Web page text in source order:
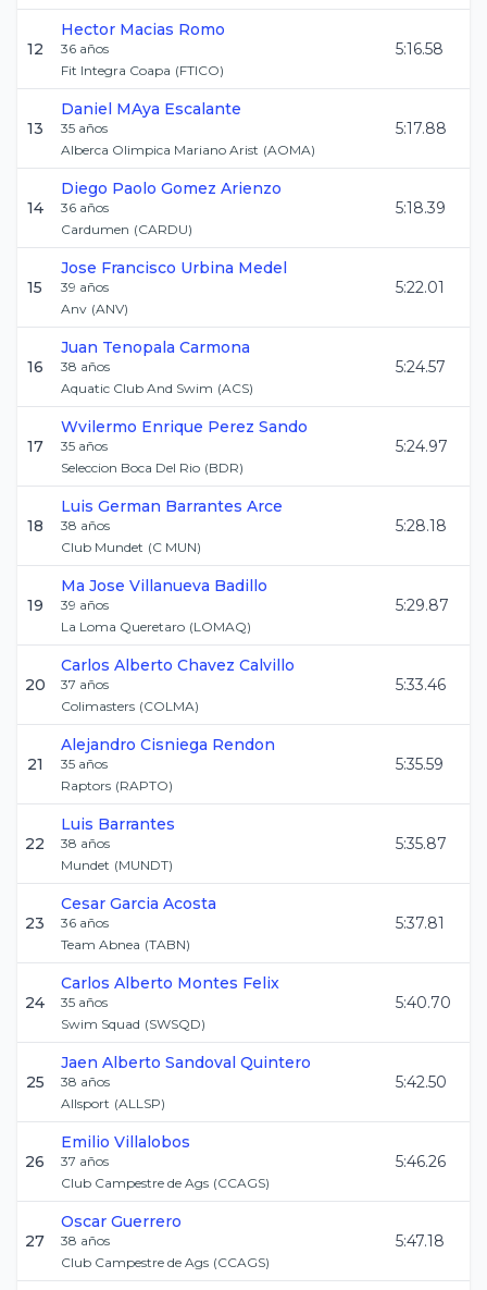
12
Hector Macias Romo
36 años
Fit Integra Coapa (FTICO)
5:16.58
13
Daniel MAya Escalante
35 años
Alberca Olimpica Mariano Arist (AOMA)
5:17.88
14
Diego Paolo Gomez Arienzo
36 años
Cardumen (CARDU)
5:18.39
15
Jose Francisco Urbina Medel
39 años
Anv (ANV)
5:22.01
16
Juan Tenopala Carmona
38 años
Aquatic Club And Swim (ACS)
5:24.57
17
Wvilermo Enrique Perez Sando
35 años
Seleccion Boca Del Rio (BDR)
5:24.97
18
Luis German Barrantes Arce
38 años
Club Mundet (C MUN)
5:28.18
19
Ma Jose Villanueva Badillo
39 años
La Loma Queretaro (LOMAQ)
5:29.87
20
Carlos Alberto Chavez Calvillo
37 años
Colimasters (COLMA)
5:33.46
21
Alejandro Cisniega Rendon
35 años
Raptors (RAPTO)
5:35.59
22
Luis Barrantes
38 años
Mundet (MUNDT)
5:35.87
23
Cesar Garcia Acosta
36 años
Team Abnea (TABN)
5:37.81
24
Carlos Alberto Montes Felix
35 años
Swim Squad (SWSQD)
5:40.70
25
Jaen Alberto Sandoval Quintero
38 años
Allsport (ALLSP)
5:42.50
26
Emilio Villalobos
37 años
Club Campestre de Ags (CCAGS)
5:46.26
27
Oscar Guerrero
38 años
Club Campestre de Ags (CCAGS)
5:47.18